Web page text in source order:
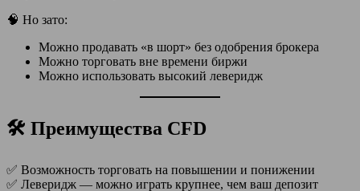
🧠 Но зато:
Можно продавать «в шорт» без одобрения брокера
Можно торговать вне времени биржи
Можно использовать высокий леверидж
🛠 Преимущества CFD
✅ Возможность торговать на повышении и понижении
✅ Леверидж — можно играть крупнее, чем ваш депозит